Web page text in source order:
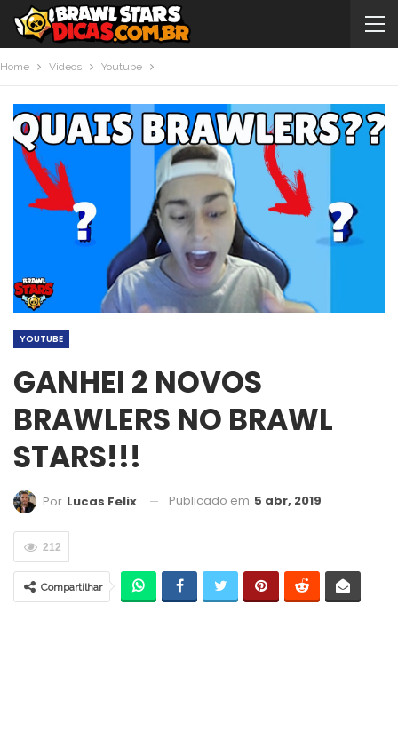
Home Videos Youtube
YOUTUBE
GANHEI 2 NOVOS
BRAWLERS NO BRAWL
STARS!!!
Por Lucas Felix Publicado em 5 abr, 2019
212
Compartilhar